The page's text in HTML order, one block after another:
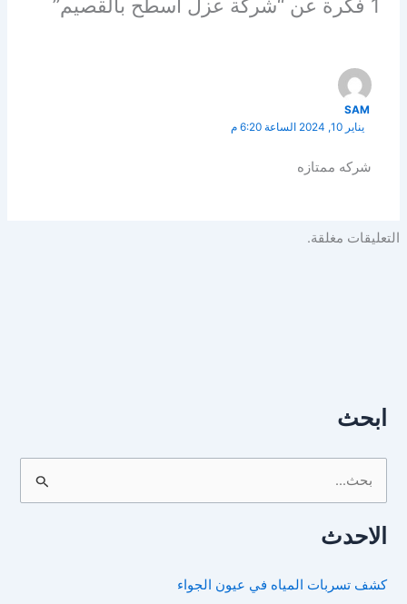
1 فكرة عن “شركة عزل اسطح بالقصيم”
SAM
يناير 10, 2024 الساعة 6:20 م
شركه ممتازه
التعليقات مغلقة.
ابحث
ث
الاحدث
كشف تسربات المياه في عيون الجواء